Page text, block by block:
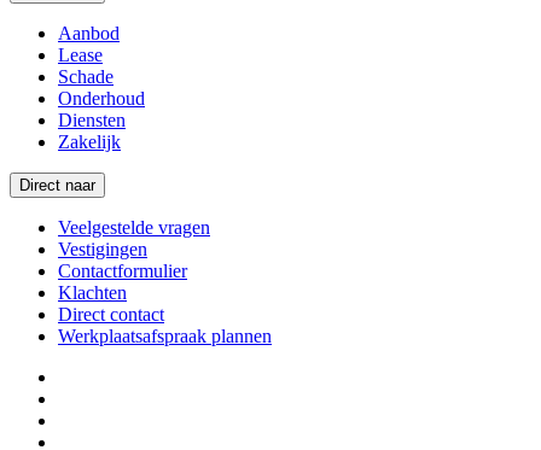
Aanbod
Lease
Schade
Onderhoud
Diensten
Zakelijk
Direct naar
Veelgestelde vragen
Vestigingen
Contactformulier
Klachten
Direct contact
Werkplaatsafspraak plannen